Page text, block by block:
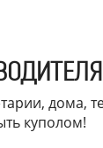
дома,
куполом!